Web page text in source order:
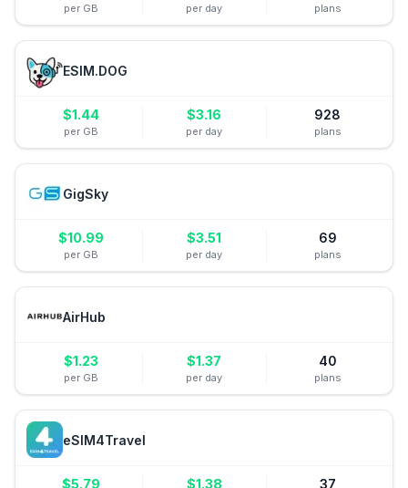
per GB per day plans
ESIM.DOG
$1.44
per GB
$3.16
per day
928
plans
GigSky
$10.99
per GB
$3.51
per day
69
plans
AirHub
$1.23
per GB
$1.37
per day
40
plans
eSIM4Travel
$5.79 $1.38 37